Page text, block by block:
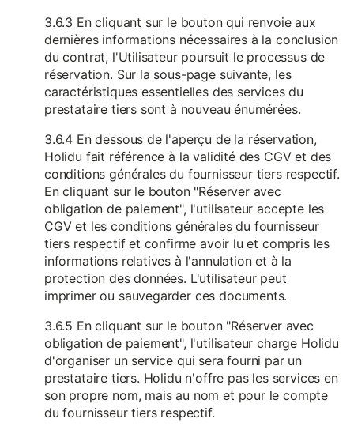
3.6.3 En cliquant sur le bouton qui renvoie aux
dernières informations nécessaires à la conclusion
du contrat, l'Utilisateur poursuit le processus de
réservation. Sur la sous-page suivante, les
caractéristiques essentielles des services du
prestataire tiers sont à nouveau énumérées.
3.6.4 En dessous de l'aperçu de la réservation,
Holidu fait référence à la validité des CGV et des
conditions générales du fournisseur tiers respectif.
En cliquant sur le bouton "Réserver avec
obligation de paiement", l'utilisateur accepte les
CGV et les conditions générales du fournisseur
tiers respectif et confirme avoir lu et compris les
informations relatives à l'annulation et à la
protection des données. L'utilisateur peut
imprimer ou sauvegarder ces documents.
3.6.5 En cliquant sur le bouton "Réserver avec
obligation de paiement", l'utilisateur charge Holidu
d'organiser un service qui sera fourni par un
prestataire tiers. Holidu n'offre pas les services en
son propre nom, mais au nom et pour le compte
du fournisseur tiers respectif.